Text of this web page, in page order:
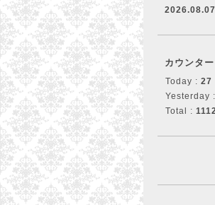
カウンター
Today : 27
Yesterday :
Total :